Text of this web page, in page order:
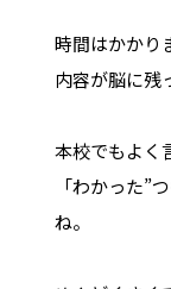
時間はかかり
内容が脳に残
本校でもよく
「わかった”
ね。